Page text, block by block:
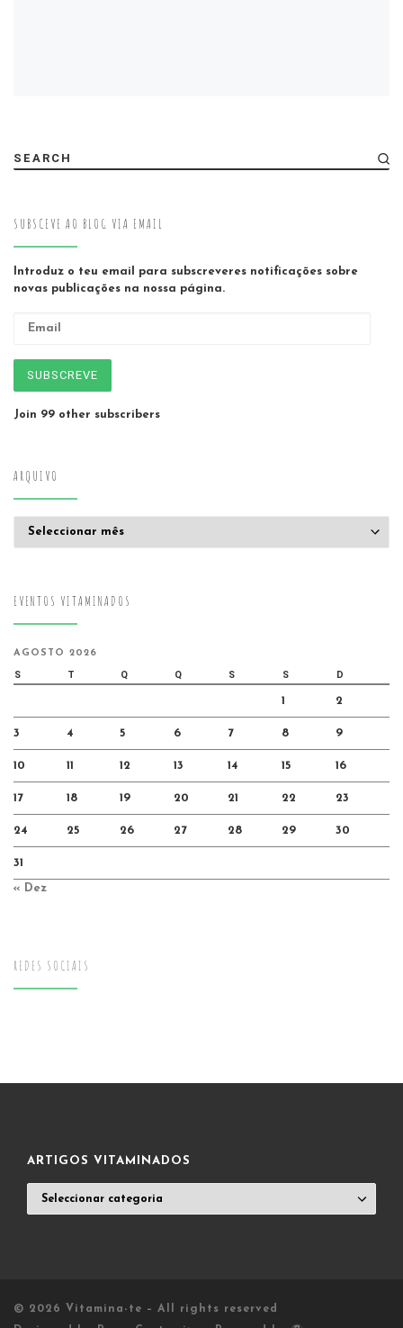
SEARCH
SUBSCEVE AO BLOG VIA EMAIL
Introduz o teu email para subscreveres notificações sobre
novas publicações na nossa página.
SUBSCREVE
Join 99 other subscribers
ARQUIVO
EVENTOS VITAMINADOS
AGOSTO 2026
S T Q Q S S D
1 2
3 4 5 6 7 8 9
10 11 12 13 14 15 16
17 18 19 20 21 22 23
24 25 26 27 28 29 30
31
« Dez
REDES SOCIAIS
ARTIGOS VITAMINADOS
VITAMINADOS
© 2026 Vitamina-te – All rights reserved